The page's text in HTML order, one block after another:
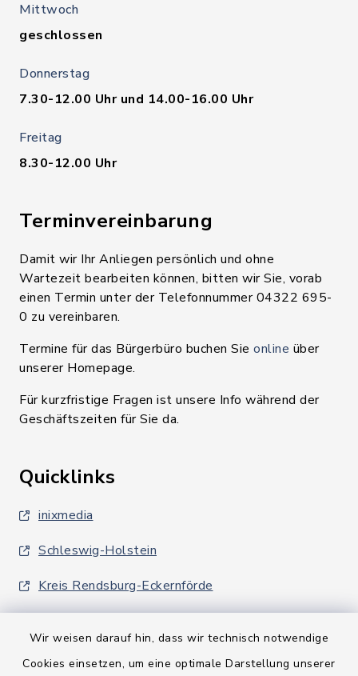
Wir weisen darauf hin, dass wir technisch notwendige
Cookies einsetzen, um eine optimale Darstellung unserer
Mittwoch
geschlossen
Donnerstag
7.30-12.00 Uhr und 14.00-16.00 Uhr
Freitag
8.30-12.00 Uhr
Terminvereinbarung
Damit wir Ihr Anliegen persönlich und ohne
Wartezeit bearbeiten können, bitten wir Sie, vorab
einen Termin unter der Telefonnummer 04322 695-
0 zu vereinbaren.
Termine für das Bürgerbüro buchen Sie online über
unserer Homepage.
Für kurzfristige Fragen ist unsere Info während der
Geschäftszeiten für Sie da.
Quicklinks
inixmedia
Schleswig-Holstein
Kreis Rendsburg-Eckernförde